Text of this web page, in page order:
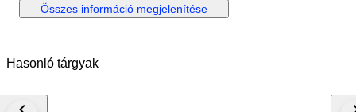
central. Cristal: Zafiro. Plano. Antirreflejo. Correa: Cerámica Cierre: Con
logo. Con pulsadores. Deployante doble. Titanio Dimensiones: Diámetro
entre asas: 25.7 mm. Anchura cierre: 23.5 mm. Peso: 163 gr Resistencia
oficial de Hublot. Precio de tarifa (PVP): 10500€
Összes információ megjelenítése
Hasonló tárgyak